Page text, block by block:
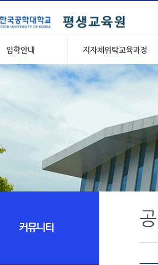
입학안내 지자체위탁교육과정
커뮤니티